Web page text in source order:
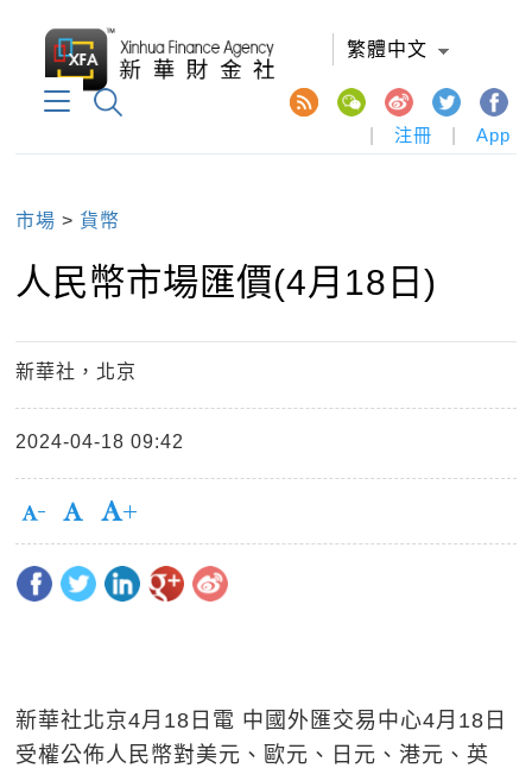
繁體中文
注冊 App
市場 > 貨幣
人民幣市場匯價(4月18日)
新華社，北京
2024-04-18 09:42
新華社北京4月18日電 中國外匯交易中心4月18日
受權公佈人民幣對美元、歐元、日元、港元、英